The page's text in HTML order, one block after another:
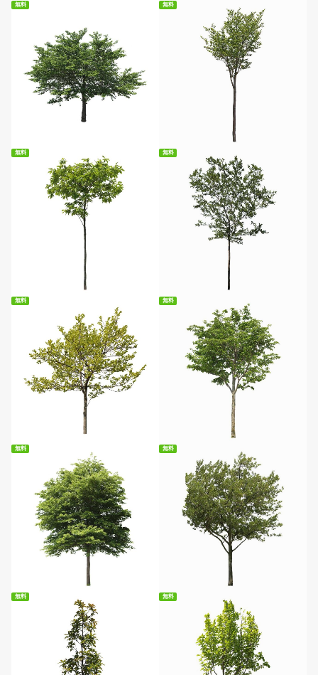
無料
無料ダウンロード
無料
無料ダウンロード
無料
無料ダウンロード
無料
無料ダウンロード
無料
無料ダウンロード
無料
無料ダウンロード
無料
無料ダウンロード
無料
無料ダウンロード
無料 無料